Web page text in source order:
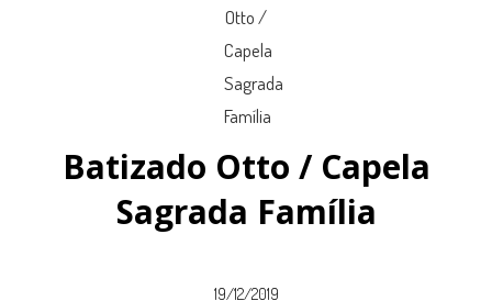
Batizado Otto / Capela
Sagrada Família
19/12/2019